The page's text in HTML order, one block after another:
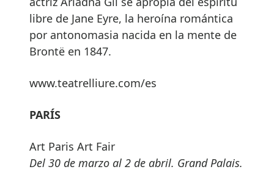
libre de Jane Eyre, la heroína romántica
por antonomasia nacida en la mente de
Brontë en 1847.
www.teatrelliure.com/es
PARÍS
Art Paris Art Fair
Del 30 de marzo al 2 de abril. Grand Palais.